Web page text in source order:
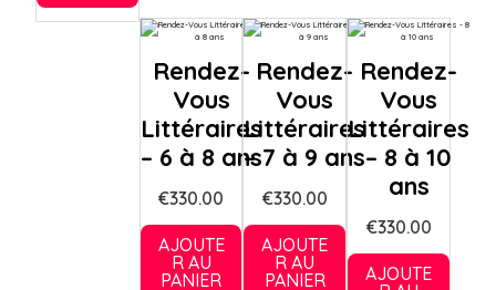
Rendez-
Vous
Littéraires
– 6 à 8 ans
€330.00
AJOUTE
R AU
PANIER
Rendez-
Vous
Littéraires
– 7 à 9 ans
€330.00
AJOUTE
R AU
PANIER
Rendez-
Vous
Littéraires
– 8 à 10
ans
€330.00
AJOUTE